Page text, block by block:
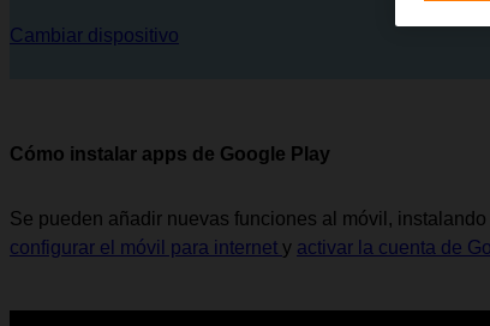
Cambiar dispositivo
Cómo instalar apps de Google Play
Se pueden añadir nuevas funciones al móvil,
configurar el móvil para internet y activar la cuenta de